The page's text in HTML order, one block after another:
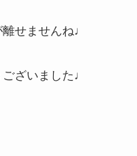
せませんね♩
ざいました♩